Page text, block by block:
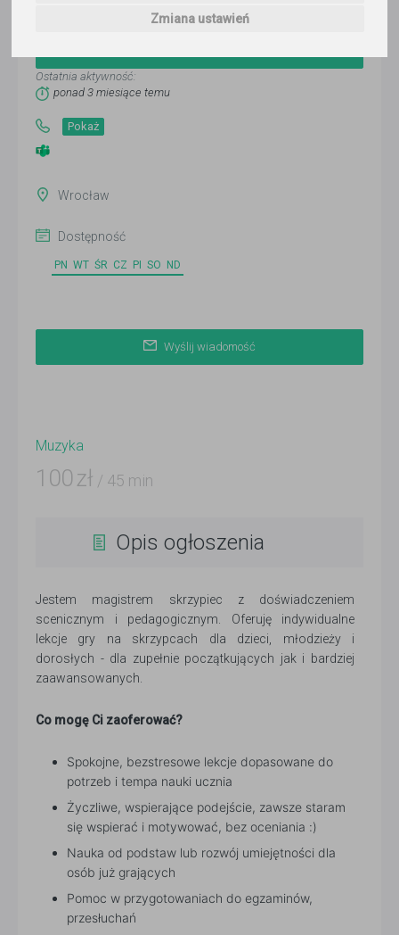
Zmiana ustawień
Patrycja Strejczek
Ostatnia aktywność:
ponad 3 miesiące temu
Pokaż
Wrocław
Dostępność
PN WT ŚR CZ PI SO ND
Wyślij wiadomość
Muzyka
100 zł / 45 min
Opis ogłoszenia
Jestem magistrem skrzypiec z doświadczeniem
scenicznym i pedagogicznym. Oferuję indywidualne
lekcje gry na skrzypcach dla dzieci, młodzieży i
dorosłych - dla zupełnie początkujących jak i bardziej
zaawansowanych.
Co mogę Ci zaoferować?
Spokojne, bezstresowe lekcje dopasowane do
potrzeb i tempa nauki ucznia
Życzliwe, wspierające podejście, zawsze staram
się wspierać i motywować, bez oceniania :)
Nauka od podstaw lub rozwój umiejętności dla
osób już grających
Pomoc w przygotowaniach do egzaminów,
przesłuchań